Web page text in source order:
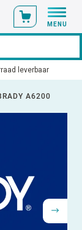
MENU
leverbaar
A6200